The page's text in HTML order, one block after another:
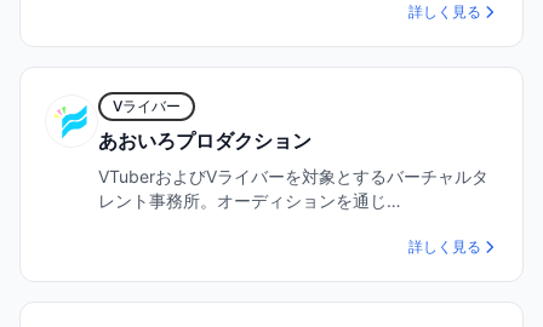
詳しく見る
Vライバー
あおいろプロダクション
VTuberおよびVライバーを対象とするバーチャルタ
レント事務所。オーディションを通じ…
詳しく見る